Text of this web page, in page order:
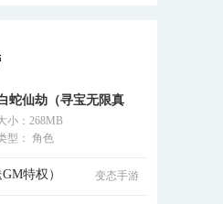
蛇仙劫（寻宝无限真
）
小：268MB
型： 角色
特权） 变态手游